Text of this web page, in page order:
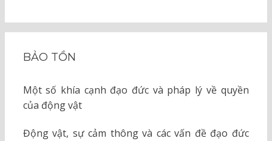
BẢO TỒN
Một số khía cạnh đạo đức và pháp lý về quyền
của động vật
Động vật, sự cảm thông và các vấn đề đạo đức